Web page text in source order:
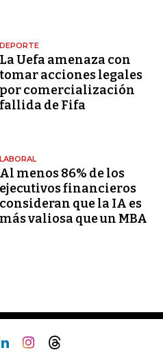
DEPORTE
La Uefa amenaza con
tomar acciones legales
por comercialización
fallida de Fifa
LABORAL
Al menos 86% de los
ejecutivos financieros
consideran que la IA es
más valiosa que un MBA